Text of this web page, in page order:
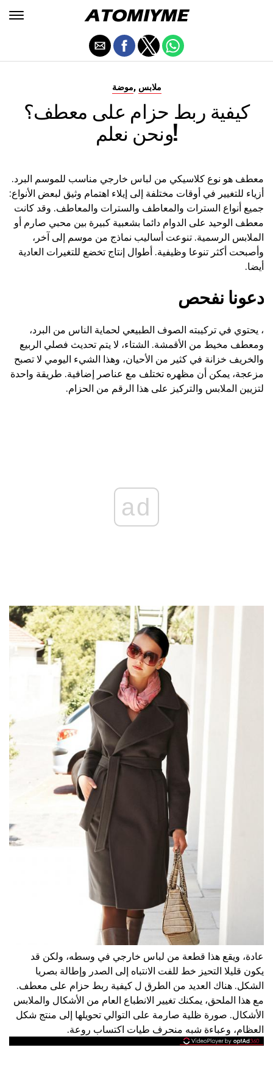
موضة, ملابس
كيفية ربط حزام على معطف؟
ونحن نعلم!
معطف هو نوع كلاسيكي من لباس خارجي مناسب للموسم البرد.
أزياء للتغيير في أوقات مختلفة إلى إيلاء اهتمام وثيق لبعض الأنواع:
جميع أنواع السترات والمعاطف والسترات والمعاطف. وقد كانت
معطف الوحيد على الدوام دائما بشعبية كبيرة بين محبي صارم أو
الملابس الرسمية. تنوعت أساليب نماذج من موسم إلى آخر،
وأصبحت أكثر تنوعا وظيفية. أطوال إنتاج تخضع للتغيرات العادية
أيضا.
دعونا نفحص
، يحتوي في تركيبته الصوف الطبيعي لحماية الناس من البرد،
ومعطف مخيط من الأقمشة. الشتاء، لا يتم تحديث فصلي الربيع
والخريف خزانة في كثير من الأحيان، وهذا الشيء اليومي لا تصبح
مزعجة، يمكن أن مظهره تختلف مع عناصر إضافية. طريقة واحدة
لتزيين الملابس والتركيز على هذا الرقم من الحزام.
ad
عادة، ويقع هذا قطعة من لباس خارجي في وسطه، ولكن قد
يكون قليلا التحيز خط للفت الانتباه إلى الصدر وإطالة بصريا
الشكل. هناك العديد من الطرق ل كيفية ربط حزام على معطف.
مع هذا الملحق، يمكنك تغيير الانطباع العام من الأشكال والملابس
الأشكال. صورة ظلية صارمة على التوالي تحويلها إلى منتج شكل
العظام، وعباءة شبه منحرف طيات اكتساب روعة.